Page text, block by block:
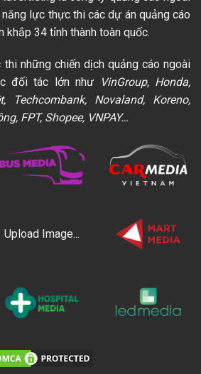
lực thực thi các dự án quảng cáo
khắp 34 tỉnh thành toàn quốc.
những chiến dịch quảng cáo ngoài
đối tác lớn như
VinGroup, Honda,
Techcombank, Novaland, Koreno,
FPT, Shopee, VNPAY…
Upload Image...